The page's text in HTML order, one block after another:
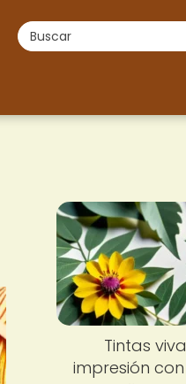
Tintas
impresión